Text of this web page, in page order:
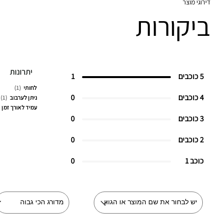
דירוגי מוצר
ביקורות
5 כוכבים 1
4 כוכבים 0
3 כוכבים 0
2 כוכבים 0
כוכב 1 0
יתרונות
לחותי
1
ניתן לערבוב
1
עמיד לאורך זמן